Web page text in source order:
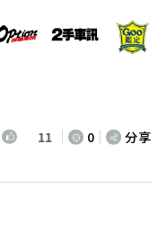
11 0 分享